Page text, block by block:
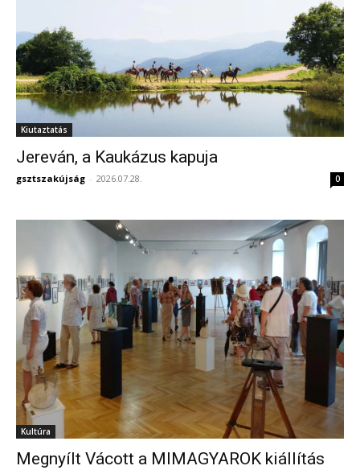
Kiutaztatás
Jereván, a Kaukázus kapuja
gsztszakújság - 2026.07.28. 0
Kultúra
Megnyílt Vácott a MIMAGYAROK kiállítás